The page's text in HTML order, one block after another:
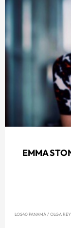
EMMA
LOS40 PANAMÁ/ OLGA